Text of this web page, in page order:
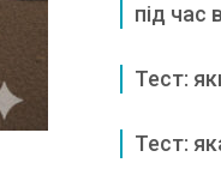
під час
Тест:
Тест: